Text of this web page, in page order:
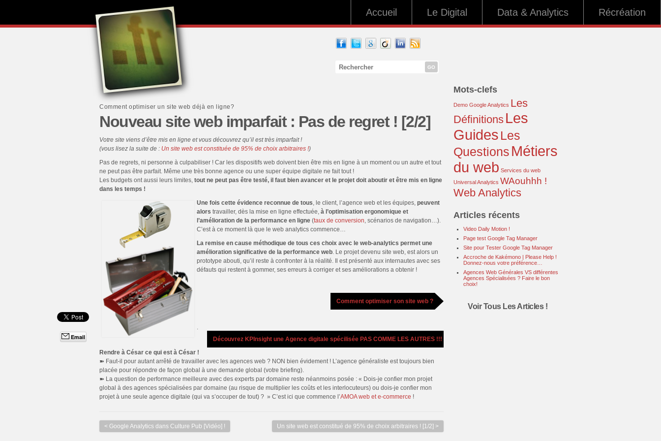
Accueil Le Digital Data & Analytics Récréation
GO
Comment optimiser un site web déjà en ligne?
Nouveau site web imparfait : Pas de regret ! [2/2]
Email
Votre site viens d’être mis en ligne et vous découvrez qu’il est très imparfait !
(vous lisez la suite de : Un site web est constituée de 95% de choix arbitraires !)
Pas de regrets, ni personne à culpabiliser ! Car les dispositifs web doivent bien être mis en ligne à un moment ou un autre et tout
ne peut pas être parfait. Même une très bonne agence ou une super équipe digitale ne fait tout !
Les budgets ont aussi leurs limites, tout ne peut pas être testé, il faut bien avancer et le projet doit aboutir et être mis en ligne
dans les temps !
Une fois cette évidence reconnue de tous, le client, l’agence web et les équipes, peuvent
alors travailler, dès la mise en ligne effectuée, à l’optimisation ergonomique et
l’amélioration de la performance en ligne (taux de conversion, scénarios de navigation…).
C’est à ce moment là que le web analytics commence…
La remise en cause méthodique de tous ces choix avec le web-analytics permet une
amélioration significative de la performance web. Le projet devenu site web, est alors un
prototype abouti, qu’il reste à confronter à la réalité. Il est présenté aux internautes avec ses
défauts qui restent à gommer, ses erreurs à corriger et ses améliorations a obtenir !
Comment optimiser son site web ?
.
Découvrez KPInsight une Agence digitale spécilisée PAS COMME LES AUTRES !!!
Rendre à César ce qui est à César !
➽ Faut-il pour autant arrêté de travailler avec les agences web ? NON bien évidement ! L’agence généraliste est toujours bien
placée pour répondre de façon global à une demande global (votre briefing).
➽ La question de performance meilleure avec des experts par domaine reste néanmoins posée : « Dois-je confier mon projet
global à des agences spécialisées par domaine (au risque de multiplier les coûts et les interlocuteurs) ou dois-je confier mon
projet à une seule agence digitale (qui va s’occuper de tout) ? » C’est ici que commence l’AMOA web et e-commerce !
< Google Analytics dans Culture Pub [Vidéo] ! Un site web est constitué de 95% de choix arbitraires ! [1/2] >
Mots-clefs
Demo Google Analytics Les
Définitions Les
Guides Les
Questions Métiers
du web Services du web
Universal Analytics WAouhhh !
Web Analytics
Articles récents
Video Daily Motion !
Page test Google Tag Manager
Site pour Tester Google Tag Manager
Accroche de Kakémono | Please Help !
Donnez-nous votre préférence…
Agences Web Générales VS différentes
Agences Spécialisées ? Faire le bon
choix!
Voir Tous Les Articles !